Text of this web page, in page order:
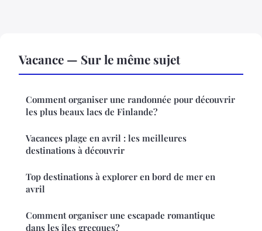
Vacance — Sur le même sujet
Comment organiser une randonnée pour découvrir
les plus beaux lacs de Finlande?
Vacances plage en avril : les meilleures
destinations à découvrir
Top destinations à explorer en bord de mer en
avril
Comment organiser une escapade romantique
dans les îles grecques?